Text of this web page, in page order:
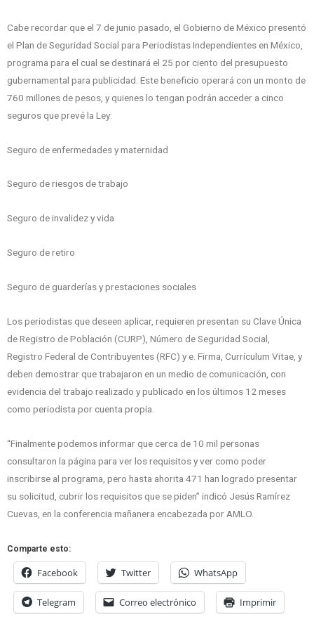
Cabe recordar que el 7 de junio pasado, el Gobierno de México presentó
el Plan de Seguridad Social para Periodistas Independientes en México,
programa para el cual se destinará el 25 por ciento del presupuesto
gubernamental para publicidad. Este beneficio operará con un monto de
760 millones de pesos, y quienes lo tengan podrán acceder a cinco
seguros que prevé la Ley:
Seguro de enfermedades y maternidad
Seguro de riesgos de trabajo
Seguro de invalidez y vida
Seguro de retiro
Seguro de guarderías y prestaciones sociales
Los periodistas que deseen aplicar, requieren presentan su Clave Única
de Registro de Población (CURP), Número de Seguridad Social,
Registro Federal de Contribuyentes (RFC) y e. Firma, Currículum Vitae, y
deben demostrar que trabajaron en un medio de comunicación, con
evidencia del trabajo realizado y publicado en los últimos 12 meses
como periodista por cuenta propia.
“Finalmente podemos informar que cerca de 10 mil personas
consultaron la página para ver los requisitos y ver como poder
inscribirse al programa, pero hasta ahorita 471 han logrado presentar
su solicitud, cubrir los requisitos que se piden” indicó Jesús Ramírez
Cuevas, en la conferencia mañanera encabezada por AMLO.
Comparte esto:
Facebook Twitter WhatsApp
Telegram Correo electrónico Imprimir